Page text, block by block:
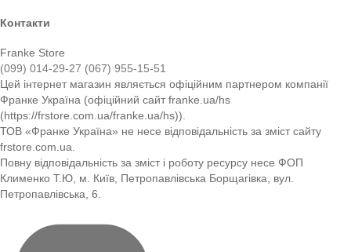
Контакти
Franke Store
(099) 014-29-27 (067) 955-15-51
Цей інтернет магазин являється офіційним партнером компанії
Франке Україна (офіційний сайт franke.ua/hs
(https://frstore.com.ua/franke.ua/hs)).
ТОВ «Франке Україна» не несе відповідальність за зміст сайту
frstore.com.ua.
Повну відповідальність за зміст і роботу ресурсу несе ФОП
Клименко Т.Ю, м. Київ, Петропавлівська Борщагівка, вул.
Петропавлівська, 6.